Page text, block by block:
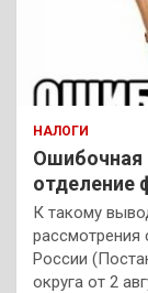
НАЛОГИ
Ошибочная
отделение
К такому
России
округа от 2